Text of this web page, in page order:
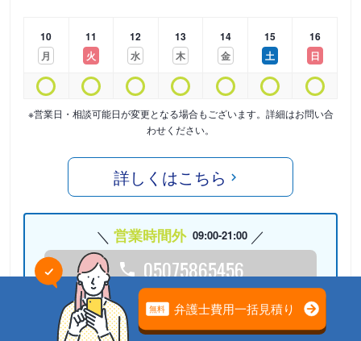
10
月
11
火
12
水
13
木
14
金
15
土
16
日
※営業日・相談可能日が変更となる場合もございます。詳細はお問い合
わせください。
詳しくはこちら
営業時間外 09:00-21:00
05075865456
24時間受付中